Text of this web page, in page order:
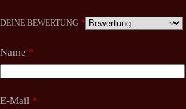
DEINE BEWERTUNG *
Name *
E-Mail *